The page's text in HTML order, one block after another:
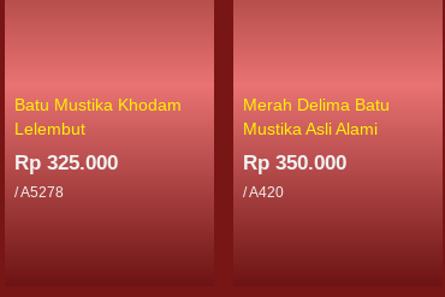
Batu Mustika Khodam
Lelembut
Rp 325.000
/ A5278
Merah Delima Batu
Mustika Asli Alami
Rp 350.000
/ A420